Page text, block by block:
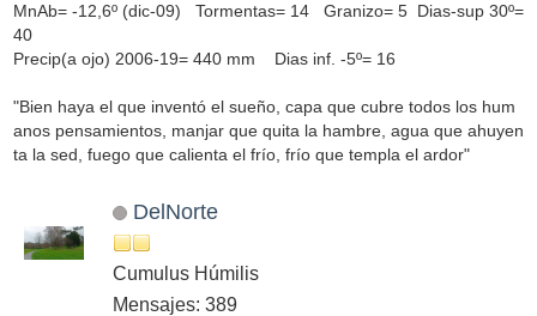
MnAb= -12,6º (dic-09) Tormentas= 14 Granizo= 5 Dias-sup 30º=
40
Precip(a ojo) 2006-19= 440 mm Dias inf. -5º= 16
"Bien haya el que inventó el sueño, capa que cubre todos los hum
anos pensamientos, manjar que quita la hambre, agua que ahuyen
ta la sed, fuego que calienta el frío, frío que templa el ardor"
DelNorte
Cumulus Húmilis
Mensajes: 389